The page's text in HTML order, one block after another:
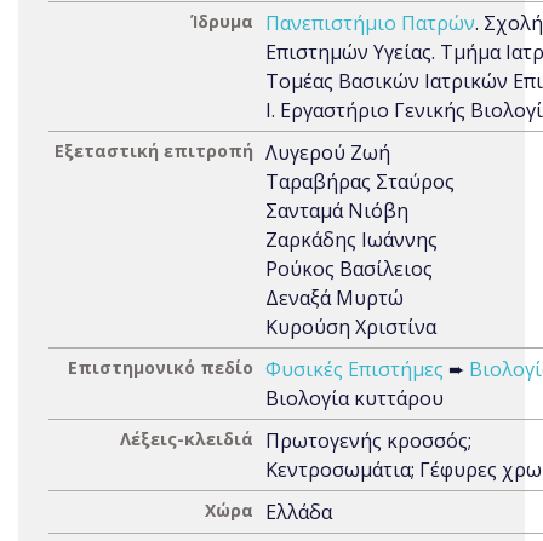
Ίδρυμα Πανεπιστήμιο Πατρών. Σχολή
Επιστημών Υγείας. Τμήμα
Τομέας Βασικών Ιατρικών
Ι. Εργαστήριο Γενικής
Εξεταστική επιτροπή Λυγερού Ζωή
Ταραβήρας Σταύρος
Σανταμά Νιόβη
Ζαρκάδης Ιωάννης
Ρούκος Βασίλειος
Δεναξά Μυρτώ
Κυρούση Χριστίνα
Επιστημονικό πεδίο Φυσικές Επιστήμες ➨
Βιολογία κυττάρου
Λέξεις-κλειδιά
Πρωτογενής κροσσός;
Κεντροσωμάτια; Γέφυρες
Χώρα Ελλάδα